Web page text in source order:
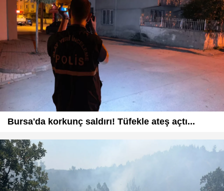
Bursa'da korkunç saldırı! Tüfekle ateş açtı...